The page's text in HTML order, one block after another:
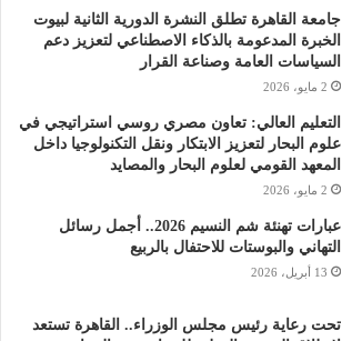
جامعة القاهرة تطلق النشرة الدورية الثانية لبيوت
الخبرة المدعومة بالذكاء الاصطناعي لتعزيز دعم
السياسات العامة وصناعة القرار
2 مايو، 2026
التعليم العالي: تعاون مصري روسي استراتيجي في
علوم البحار لتعزيز الابتكار ونقل التكنولوجيا داخل
المعهد القومي لعلوم البحار والمصايد
2 مايو، 2026
عبارات تهنئة شم النسيم 2026.. أجمل رسائل
التهاني والبوستات للاحتفال بالربيع
13 أبريل، 2026
تحت رعاية رئيس مجلس الوزراء.. القاهرة تستعد